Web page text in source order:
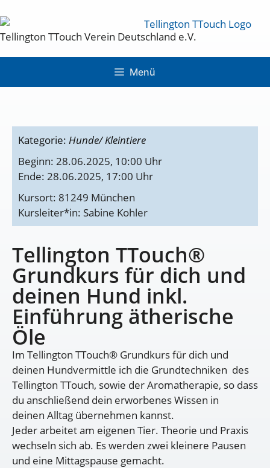
Tellington TTouch Verein Deutschland e.V.
Menü
Kategorie: Hunde/ Kleintiere
Beginn: 28.06.2025, 10:00 Uhr
Ende: 28.06.2025, 17:00 Uhr
Kursort: 81249 München
Kursleiter*in: Sabine Kohler
Tellington TTouch®
Grundkurs für dich und
deinen Hund inkl.
Einführung ätherische
Öle
Im Tellington TTouch® Grundkurs für dich und
deinen Hundvermittle ich die Grundtechniken des
Tellington TTouch, sowie der Aromatherapie, so dass
du anschließend dein erworbenes Wissen in
deinen Alltag übernehmen kannst.
Jeder arbeitet am eigenen Tier. Theorie und Praxis
wechseln sich ab. Es werden zwei kleinere Pausen
und eine Mittagspause gemacht.